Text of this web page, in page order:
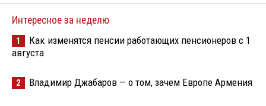
Интересное за неделю
1
Как изменятся пенсии работающих пенсионеров с 1
августа
2 Владимир Джабаров — о том, зачем Европе Армения